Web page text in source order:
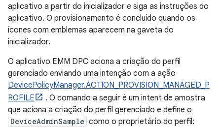
aplicativo a partir do inicializador e siga as instruções do
aplicativo. O provisionamento é concluído quando os
ícones com emblemas aparecem na gaveta do
inicializador.
O aplicativo EMM DPC aciona a criação do perfil
gerenciado enviando uma intenção com a ação
DevicePolicyManager.ACTION_PROVISION_MANAGED_P
ROFILE
. O comando a seguir é um intent de amostra
que aciona a criação do perfil gerenciado e define o
DeviceAdminSample como o proprietário do perfil: